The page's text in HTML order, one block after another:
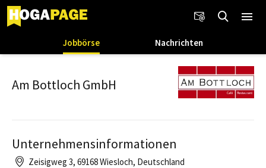
Jobbörse Nachrichten
Am Bottloch GmbH
Unternehmensinformationen
Zeisigweg 3, 69168 Wiesloch, Deutschland